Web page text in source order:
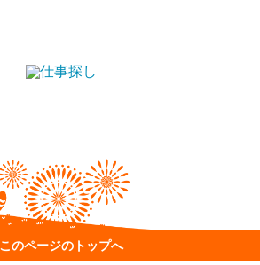
」またはE-mail【careers@printschool.org
このページのトップへ